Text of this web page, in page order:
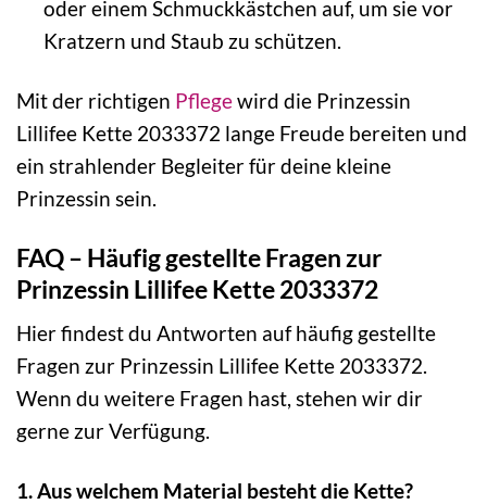
oder einem Schmuckkästchen auf, um sie vor
Kratzern und Staub zu schützen.
Mit der richtigen Pflegewird die Prinzessin
Lillifee Kette 2033372 lange Freude bereiten und
ein strahlender Begleiter für deine kleine
Prinzessin sein.
FAQ – Häufig gestellte Fragen zur
Prinzessin Lillifee Kette 2033372
Hier findest du Antworten auf häufig gestellte
Fragen zur Prinzessin Lillifee Kette 2033372.
Wenn du weitere Fragen hast, stehen wir dir
gerne zur Verfügung.
1. Aus welchem Material besteht die Kette?